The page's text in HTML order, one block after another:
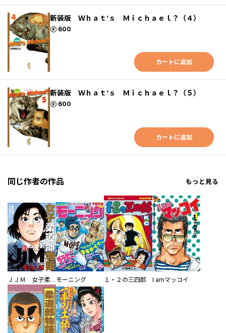
新装版 Ｗｈａｔ’ｓ Ｍｉｃｈａｅｌ？（４）
600
ポイント
カートに追加
新装版 Ｗｈａｔ’ｓ Ｍｉｃｈａｅｌ？（５）
600
ポイント
カートに追加
同じ作者の作品 もっと見る
ＪＪＭ 女子柔道部物語 社会人編 モーニング １・２の三四郎 I amマッコイ